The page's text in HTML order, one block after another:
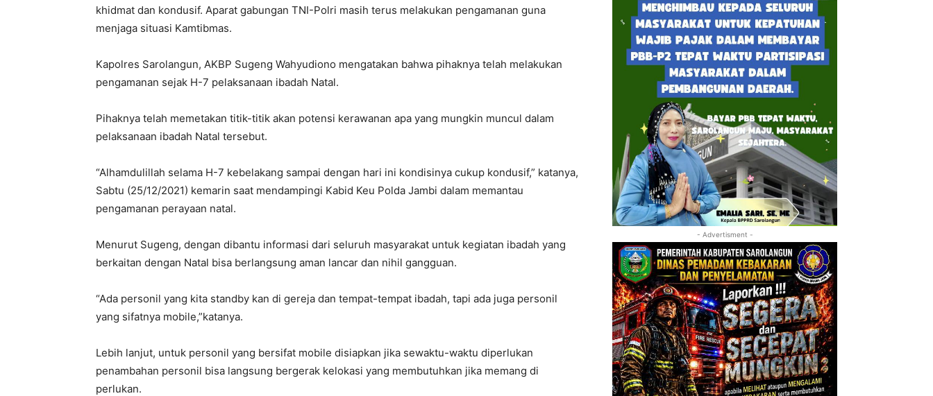
khidmat dan kondusif. Aparat gabungan TNI-Polri masih terus melakukan pengamanan guna
menjaga situasi Kamtibmas.
Kapolres Sarolangun, AKBP Sugeng Wahyudiono mengatakan bahwa pihaknya telah melakukan
pengamanan sejak H-7 pelaksanaan ibadah Natal.
Pihaknya telah memetakan titik-titik akan potensi kerawanan apa yang mungkin muncul dalam
pelaksanaan ibadah Natal tersebut.
“Alhamdulillah selama H-7 kebelakang sampai dengan hari ini kondisinya cukup kondusif,” katanya,
Sabtu (25/12/2021) kemarin saat mendampingi Kabid Keu Polda Jambi dalam memantau
pengamanan perayaan natal.
Menurut Sugeng, dengan dibantu informasi dari seluruh masyarakat untuk kegiatan ibadah yang
berkaitan dengan Natal bisa berlangsung aman lancar dan nihil gangguan.
“Ada personil yang kita standby kan di gereja dan tempat-tempat ibadah, tapi ada juga personil
yang sifatnya mobile,”katanya.
Lebih lanjut, untuk personil yang bersifat mobile disiapkan jika sewaktu-waktu diperlukan
penambahan personil bisa langsung bergerak kelokasi yang membutuhkan jika memang di
perlukan.
- Advertisment -